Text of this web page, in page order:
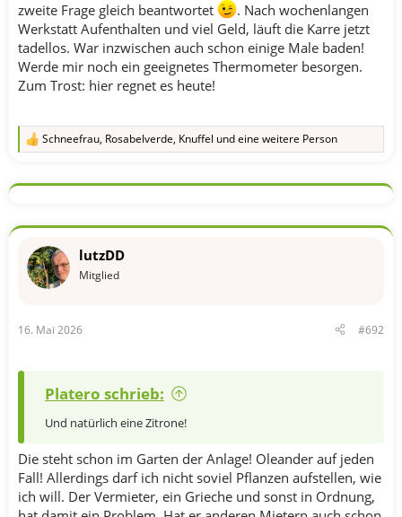
zweite Frage gleich beantwortet
. Nach wochenlangen
Werkstatt Aufenthalten und viel Geld, läuft die Karre jetzt
tadellos. War inzwischen auch schon einige Male baden!
Werde mir noch ein geeignetes Thermometer besorgen.
Zum Trost: hier regnet es heute!
R
k
o
e
n
Schneefrau, Rosabelverde, Knuffel und eine weitere Person
lutzDD
Mitglied
16. Mai 2026 #692
Platero schrieb:
Und natürlich eine Zitrone!
Die steht schon im Garten der Anlage! Oleander auf jeden
Fall! Allerdings darf ich nicht soviel Pflanzen aufstellen, wie
ich will. Der Vermieter, ein Grieche und sonst in Ordnung,